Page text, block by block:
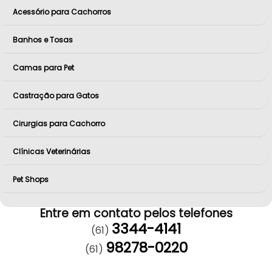
Acessório para Cachorros
Banhos e Tosas
Camas para Pet
Castração para Gatos
Cirurgias para Cachorro
Clínicas Veterinárias
Pet Shops
Entre em contato pelos telefones
(61) 3344-4141
(61) 98278-0220